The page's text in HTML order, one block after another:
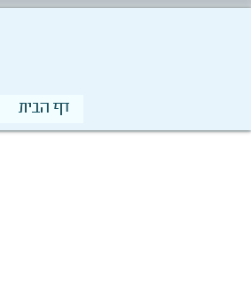
דף הבית